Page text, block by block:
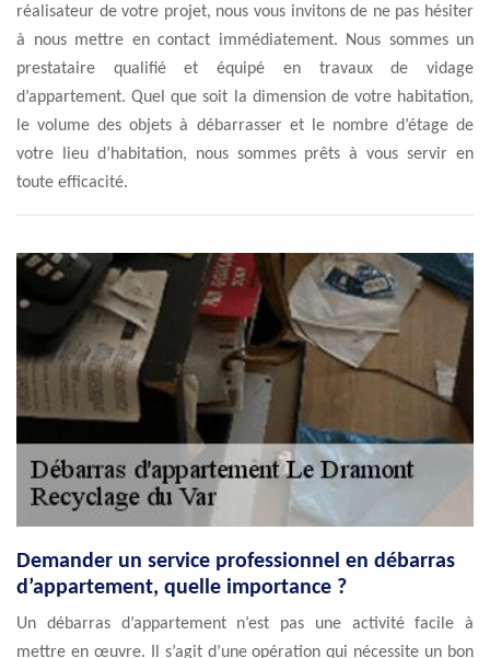
réalisateur de votre projet, nous vous invitons de ne pas hésiter
à nous mettre en contact immédiatement. Nous sommes un
prestataire qualifié et équipé en travaux de vidage
d’appartement. Quel que soit la dimension de votre habitation,
le volume des objets à débarrasser et le nombre d’étage de
votre lieu d’habitation, nous sommes prêts à vous servir en
toute efficacité.
Demander un service professionnel en débarras
d’appartement, quelle importance ?
Un débarras d’appartement n’est pas une activité facile à
mettre en œuvre. Il s’agit d’une opération qui nécessite un bon